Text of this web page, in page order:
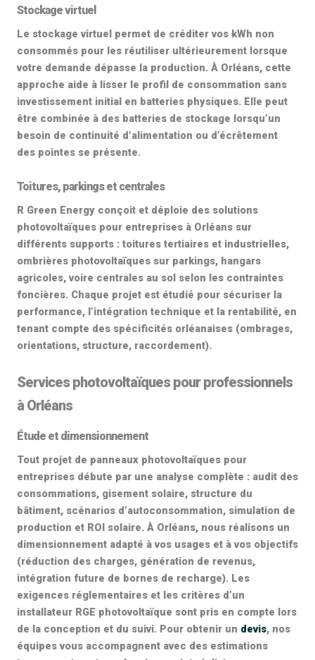
Stockage virtuel
Le stockage virtuel permet de créditer vos kWh non
consommés pour les réutiliser ultérieurement lorsque
votre demande dépasse la production. À Orléans, cette
approche aide à lisser le profil de consommation sans
investissement initial en batteries physiques. Elle peut
être combinée à des batteries de stockage lorsqu’un
besoin de continuité d’alimentation ou d’écrêtement
des pointes se présente.
Toitures, parkings et centrales
R Green Energy conçoit et déploie des solutions
photovoltaïques pour entreprises à Orléans sur
différents supports : toitures tertiaires et industrielles,
ombrières photovoltaïques sur parkings, hangars
agricoles, voire centrales au sol selon les contraintes
foncières. Chaque projet est étudié pour sécuriser la
performance, l’intégration technique et la rentabilité, en
tenant compte des spécificités orléanaises (ombrages,
orientations, structure, raccordement).
Services photovoltaïques pour professionnels
à Orléans
Étude et dimensionnement
Tout projet de panneaux photovoltaïques pour
entreprises débute par une analyse complète : audit des
consommations, gisement solaire, structure du
bâtiment, scénarios d’autoconsommation, simulation de
production et ROI solaire. À Orléans, nous réalisons un
dimensionnement adapté à vos usages et à vos objectifs
(réduction des charges, génération de revenus,
intégration future de bornes de recharge). Les
exigences réglementaires et les critères d’un
installateur RGE photovoltaïque sont pris en compte lors
de la conception et du suivi. Pour obtenir un devis, nos
équipes vous accompagnent avec des estimations